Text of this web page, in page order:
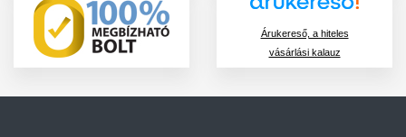
Árukereső, a hiteles
vásárlási kalauz